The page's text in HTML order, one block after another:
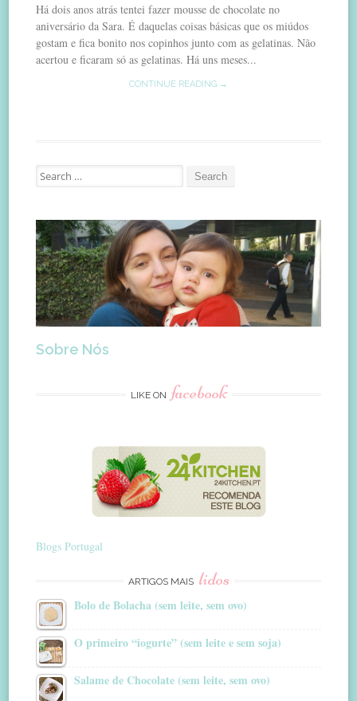
Há dois anos atrás tentei fazer mousse de chocolate no
aniversário da Sara. É daquelas coisas básicas que os miúdos
gostam e fica bonito nos copinhos junto com as gelatinas. Não
acertou e ficaram só as gelatinas. Há uns meses...
CONTINUE READING →
Search
for:
Sobre Nós
LIKE ON facebook
Blogs Portugal
ARTIGOS MAIS lidos
Bolo de Bolacha (sem leite, sem ovo)
O primeiro “iogurte” (sem leite e sem soja)
Salame de Chocolate (sem leite, sem ovo)